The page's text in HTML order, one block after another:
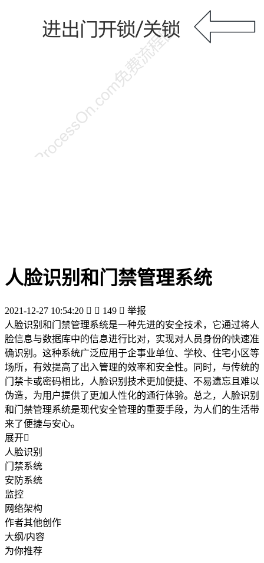
人脸识别和门禁管理系统
2021-12-27 10:54:20   149  举报
人脸识别和门禁管理系统是一种先进的安全技术，它通过将人
脸信息与数据库中的信息进行比对，实现对人员身份的快速准
确识别。这种系统广泛应用于企事业单位、学校、住宅小区等
场所，有效提高了出入管理的效率和安全性。同时，与传统的
门禁卡或密码相比，人脸识别技术更加便捷、不易遗忘且难以
伪造，为用户提供了更加人性化的通行体验。总之，人脸识别
和门禁管理系统是现代安全管理的重要手段，为人们的生活带
来了便捷与安心。
展开
人脸识别
门禁系统
安防系统
监控
网络架构
作者其他创作
大纲/内容
为你推荐